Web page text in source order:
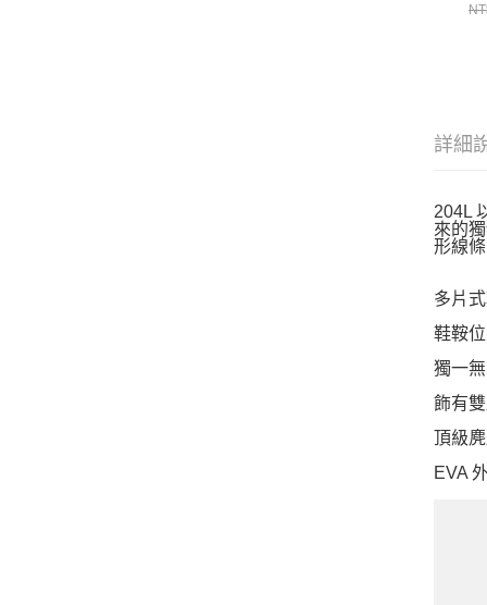
詳細
204L
來的
形線
多片
鞋鞍
獨一
飾有
頂級
EVA